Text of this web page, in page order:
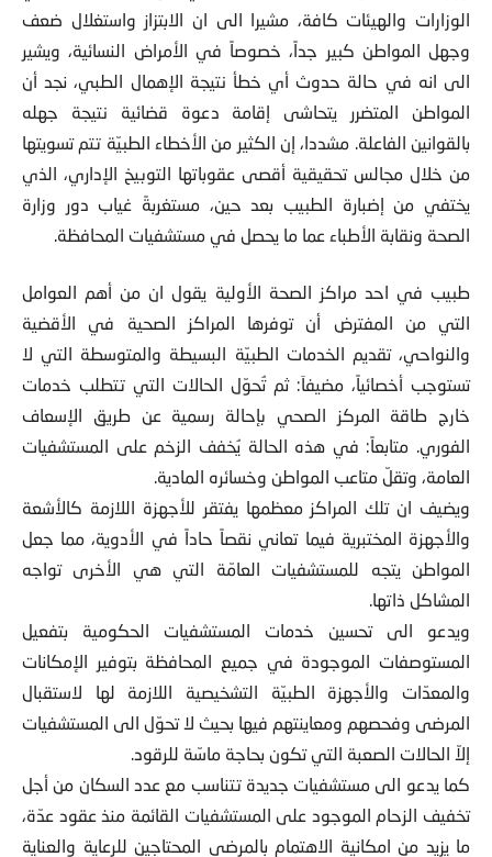
الوزارات والهيئات كافة، مشيرا الى ان الابتزاز واستغلال ضعف
وجهل المواطن كبير جداً، خصوصاً في الأمراض النسائية، ويشير
الى انه في حالة حدوث أي خطأ نتيجة الإهمال الطبي، نجد أن
المواطن المتضرر يتحاشى إقامة دعوة قضائية نتيجة جهله
بالقوانين الفاعلة. مشددا، إن الكثير من الأخطاء الطبيّة تتم تسويتها
من خلال مجالس تحقيقية أقصى عقوباتها التوبيخ الإداري، الذي
يختفي من إضبارة الطبيب بعد حين، مستغربةً غياب دور وزارة
الصحة ونقابة الأطباء عما ما يحصل في مستشفيات المحافظة.
طبيب في احد مراكز الصحة الأولية يقول ان من أهم العوامل
التي من المفترض أن توفرها المراكز الصحية في الأقضية
والنواحي، تقديم الخدمات الطبيّة البسيطة والمتوسطة التي لا
تستوجب أخصائياً، مضيفاَ: ثم تُحوّل الحالات التي تتطلب خدمات
خارج طاقة المركز الصحي بإحالة رسمية عن طريق الإسعاف
الفوري. متابعاً: في هذه الحالة يُخفف الزخم على المستشفيات
العامة، وتقلّ متاعب المواطن وخسائره المادية.
ويضيف ان تلك المراكز معظمها يفتقر للأجهزة اللازمة كالأشعة
والأجهزة المختبرية فيما تعاني نقصاً حاداً في الأدوية، مما جعل
المواطن يتجه للمستشفيات العامّة التي هي الأخرى تواجه
المشاكل ذاتها.
ويدعو الى تحسين خدمات المستشفيات الحكومية بتفعيل
المستوصفات الموجودة في جميع المحافظة بتوفير الإمكانات
والمعدّات والأجهزة الطبيّة التشخيصية اللازمة لها لاستقبال
المرضى وفحصهم ومعاينتهم فيها بحيث لا تحوّل الى المستشفيات
إلاّ الحالات الصعبة التي تكون بحاجة ماسّة للرقود.
كما يدعو الى مستشفيات جديدة تتناسب مع عدد السكان من أجل
تخفيف الزحام الموجود على المستشفيات القائمة منذ عقود عدّة،
ما يزيد من امكانية الاهتمام بالمرضى المحتاجين للرعاية والعناية